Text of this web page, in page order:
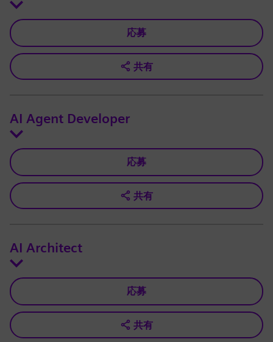
応募
共有
AI Agent Developer
応募
共有
AI Architect
応募
共有